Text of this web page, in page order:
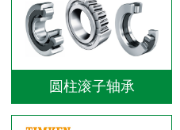
圆柱滚子轴承